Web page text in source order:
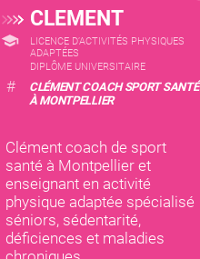
CLEMENT
LICENCE D’ACTIVITÉS PHYSIQUES
ADAPTÉES
DIPLÔME UNIVERSITAIRE
#
CLÉMENT COACH SPORT SANTÉ
À MONTPELLIER
Clément coach de sport
santé à Montpellier et
enseignant en activité
physique adaptée spécialisé
séniors, sédentarité,
déficiences et maladies